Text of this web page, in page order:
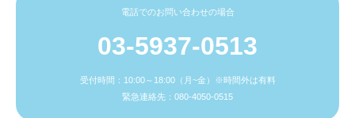
電話でのお問い合わせの場合
03-5937-0513
受付時間：10:00～18:00（月~金）※時間外は有料
緊急連絡先：080-4050-0515